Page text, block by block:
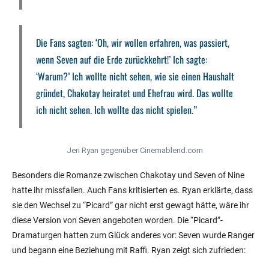
Die Fans sagten: ‘Oh, wir wollen erfahren, was passiert,
wenn Seven auf die Erde zurückkehrt!’ Ich sagte:
‘Warum?’ Ich wollte nicht sehen, wie sie einen Haushalt
gründet, Chakotay heiratet und Ehefrau wird. Das wollte
ich nicht sehen. Ich wollte das nicht spielen.”
Jeri Ryan gegenüber Cinemablend.com
Besonders die Romanze zwischen Chakotay und Seven of Nine
hatte ihr missfallen. Auch Fans kritisierten es. Ryan erklärte, dass
sie den Wechsel zu “Picard” gar nicht erst gewagt hätte, wäre ihr
diese Version von Seven angeboten worden. Die “Picard”-
Dramaturgen hatten zum Glück anderes vor: Seven wurde Ranger
und begann eine Beziehung mit Raffi. Ryan zeigt sich zufrieden: